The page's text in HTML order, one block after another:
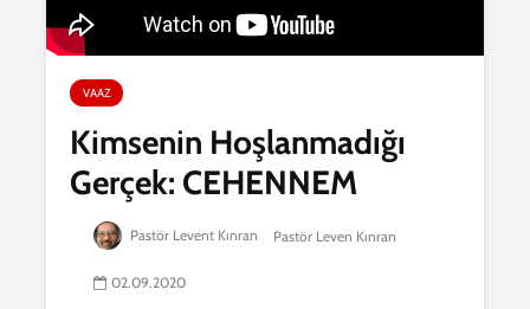
VAAZ
Kimsenin Hoşlanmadığı
Gerçek: CEHENNEM
Pastör Levent Kınran Pastör Leven Kınran
02.09.2020